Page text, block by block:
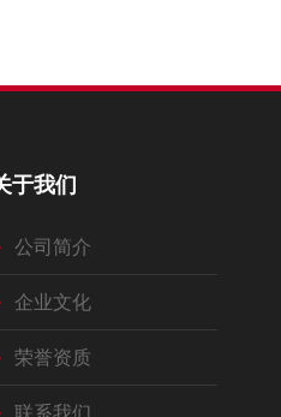
于我们
公司简介
企业文化
荣誉资质
联系我们